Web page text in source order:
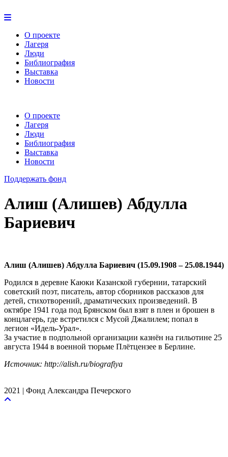
О проекте
Лагеря
Люди
Библиография
Выставка
Новости
О проекте
Лагеря
Люди
Библиография
Выставка
Новости
Поддержать фонд
Алиш (Алишев) Абдулла
Бариевич
Алиш (Алишев) Абдулла Бариевич (15.09.1908 – 25.08.1944)
Родился в деревне Каюки Казанской губернии, татарский
советский поэт, писатель, автор сборников рассказов для
детей, стихотворений, драматических произведений. В
октябре 1941 года под Брянском был взят в плен и брошен в
концлагерь, где встретился с Мусой Джалилем; попал в
легион «Идель-Урал».
За участие в подпольной организации казнён на гильотине 25
августа 1944 в военной тюрьме Плётцензее в Берлине.
Источник: http://alish.ru/biografiya
2021 | Фонд Александра Печерского